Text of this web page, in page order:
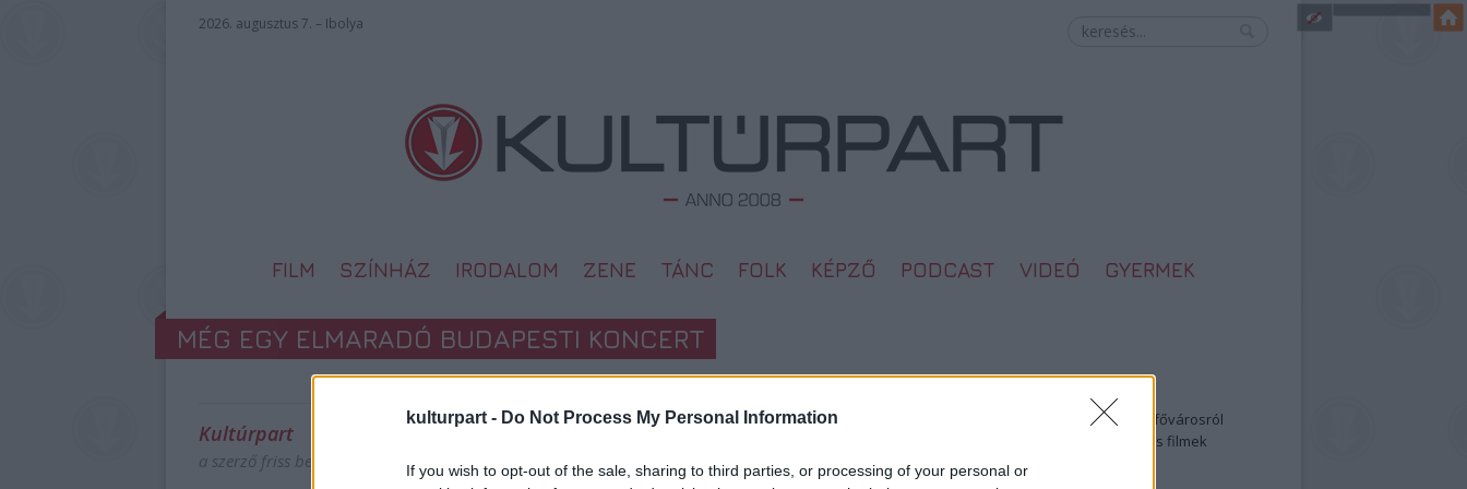
kulturpart - Do Not Process My Personal Information
If you wish to opt-out of the sale, sharing to third parties, or processing of your personal or
2026. augusztus 7. – Ibolya
FILM SZÍNHÁZ IRODALOM ZENE TÁNC FOLK KÉPZŐ PODCAST VIDEÓ GYERMEK
MÉG EGY ELMARADÓ BUDAPESTI KONCERT
Kultúrpart
a szerző friss bejegyzései
Megdöbbentő fotók a néptelen fővárosról
Top 10: ezek a legjobb szerelmes filmek
A 10 legütősebb drogos film
Megjöttek a meztelen hősnők